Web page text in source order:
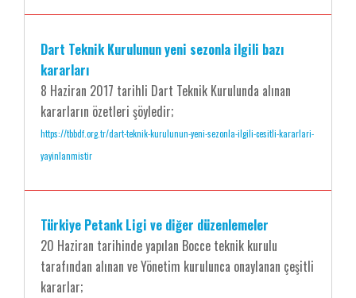
Dart Teknik Kurulunun yeni sezonla ilgili bazı
kararları
8 Haziran 2017 tarihli Dart Teknik Kurulunda alınan
kararların özetleri şöyledir;
https://tbbdf.org.tr/dart-teknik-kurulunun-yeni-sezonla-ilgili-cesitli-kararlari-
yayinlanmistir
Türkiye Petank Ligi ve diğer düzenlemeler
20 Haziran tarihinde yapılan Bocce teknik kurulu
tarafından alınan ve Yönetim kurulunca onaylanan çeşitli
kararlar;